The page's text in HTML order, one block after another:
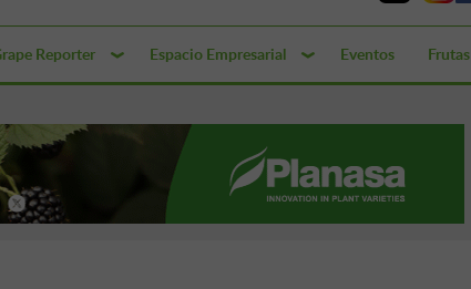
Reporter Espacio Empresarial Eventos Frutas